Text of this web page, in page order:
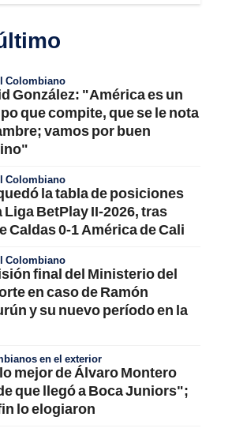
Colombiano
González: "América es un
que compite, que se le nota
vamos por buen
Colombiano
la tabla de posiciones
Liga BetPlay II-2026, tras
Caldas 0-1 América de Cali
Colombiano
final del Ministerio del
en caso de Ramón
y su nuevo período en la
en el exterior
mejor de Álvaro Montero
que llegó a Boca Juniors";
lo elogiaron